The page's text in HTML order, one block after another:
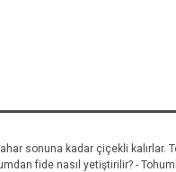
sonuna kadar çiçekli kalırlar.
fide nasıl yetiştirilir? -